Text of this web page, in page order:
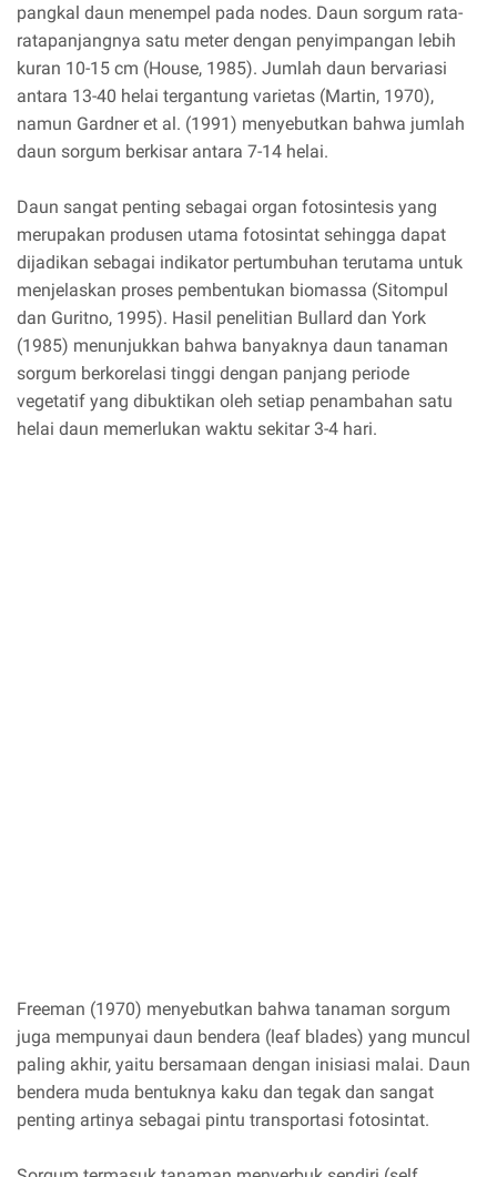
pangkal daun menempel pada nodes. Daun sorgum rata-
ratapanjangnya satu meter dengan penyimpangan lebih
kuran 10-15 cm (House, 1985). Jumlah daun bervariasi
antara 13-40 helai tergantung varietas (Martin, 1970),
namun Gardner et al. (1991) menyebutkan bahwa jumlah
daun sorgum berkisar antara 7-14 helai.
Daun sangat penting sebagai organ fotosintesis yang
merupakan produsen utama fotosintat sehingga dapat
dijadikan sebagai indikator pertumbuhan terutama untuk
menjelaskan proses pembentukan biomassa (Sitompul
dan Guritno, 1995). Hasil penelitian Bullard dan York
(1985) menunjukkan bahwa banyaknya daun tanaman
sorgum berkorelasi tinggi dengan panjang periode
vegetatif yang dibuktikan oleh setiap penambahan satu
helai daun memerlukan waktu sekitar 3-4 hari.
Freeman (1970) menyebutkan bahwa tanaman sorgum
juga mempunyai daun bendera (leaf blades) yang muncul
paling akhir, yaitu bersamaan dengan inisiasi malai. Daun
bendera muda bentuknya kaku dan tegak dan sangat
penting artinya sebagai pintu transportasi fotosintat.